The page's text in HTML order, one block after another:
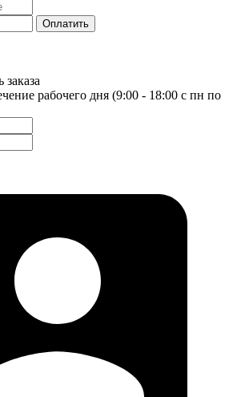
Оплатить
заказа
рабочего дня (9:00 - 18:00 с пн по